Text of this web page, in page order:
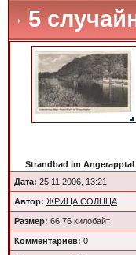
5
Strandbad im Angerapptal
Дата: 25.11.2006, 13:21
Автор: ЖРИЦА СОЛНЦА
Размер: 66.76 килобайт
Комментариев: 0